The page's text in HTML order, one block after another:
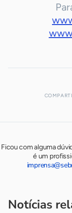
Ficou com alguma
é um
Notícias